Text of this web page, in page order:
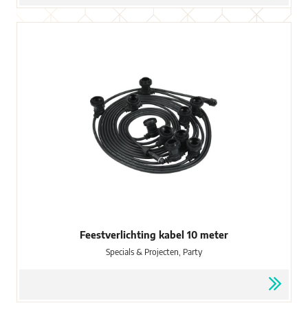
Feestverlichting kabel 10 meter
Specials & Projecten, Party